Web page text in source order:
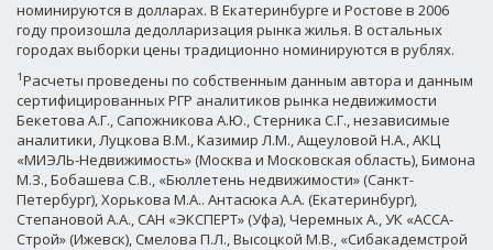
номинируются в долларах. В Екатеринбурге и Ростове в 2006
году произошла дедолларизация рынка жилья. В остальных
городах выборки цены традиционно номинируются в рублях.
1Расчеты проведены по собственным данным автора и данным
сертифицированных РГР аналитиков рынка недвижимости
Бекетова А.Г., Сапожникова А.Ю., Стерника С.Г., независимые
аналитики, Луцкова В.М., Казимир Л.М., Ащеуловой Н.А., АКЦ
«МИЭЛЬ-Недвижимость» (Москва и Московская область), Бимона
М.З., Бобашева С.В., «Бюллетень недвижимости» (Санкт-
Петербург), Хорькова М.А.. Антасюка А.А. (Екатеринбург),
Степановой А.А., САН «ЭКСПЕРТ» (Уфа), Черемных А., УК «АССА-
Строй» (Ижевск), Смелова П.Л., Высоцкой М.В., «Сибакадемстрой